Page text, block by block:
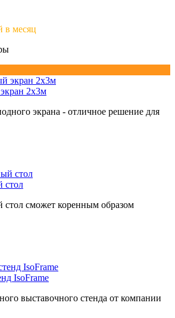
в месяц
2х3м
экрана - отличное решение для
стол
стол сможет коренным образом
IsoFrame
выставочного стенда от компании